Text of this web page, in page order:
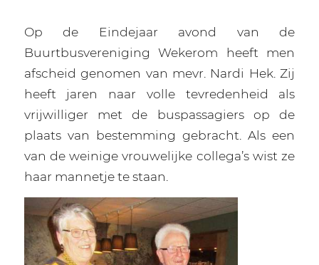
Op de Eindejaar avond van de
Buurtbusvereniging Wekerom heeft men
afscheid genomen van mevr. Nardi Hek. Zij
heeft jaren naar volle tevredenheid als
vrijwilliger met de buspassagiers op de
plaats van bestemming gebracht. Als een
van de weinige vrouwelijke collega’s wist ze
haar mannetje te staan.